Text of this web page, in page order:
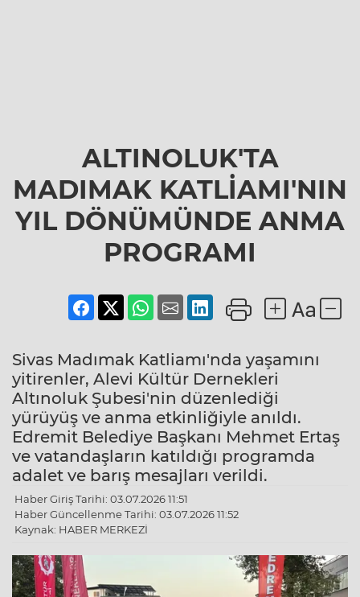
ALTINOLUK'TA
MADIMAK KATLİAMI'NIN
YIL DÖNÜMÜNDE ANMA
PROGRAMI
Sivas Madımak Katliamı'nda yaşamını
yitirenler, Alevi Kültür Dernekleri
Altınoluk Şubesi'nin düzenlediği
yürüyüş ve anma etkinliğiyle anıldı.
Edremit Belediye Başkanı Mehmet Ertaş
ve vatandaşların katıldığı programda
adalet ve barış mesajları verildi.
Haber Giriş Tarihi: 03.07.2026 11:51
Haber Güncellenme Tarihi: 03.07.2026 11:52
Kaynak: HABER MERKEZİ